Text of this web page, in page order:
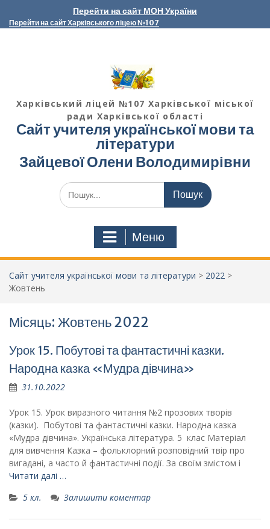
до
вмісту
Перейти на сайт МОН України
Перейти на сайт Харківського ліцею №107
Харківський ліцей №107 Харківської міської
ради Харківської області
Сайт учителя української мови та
літератури
Зайцевої Олени Володимирівни
Шукати:
Меню
Сайт учителя української мови та літератури > 2022 >
Жовтень
Місяць: Жовтень 2022
Урок 15. Побутові та фантастичні казки.
Народна казка «Мудра дівчина»
31.10.2022
Урок 15. Урок виразного читання №2 прозових творів
(казки). Побутові та фантастичні казки. Народна казка
«Мудра дівчина». Українська література. 5 клас Матеріал
для вивчення Казка – фольклорний розповідний твір про
вигадані, а часто й фантастичні події. За своїм змістом і
Читати далі …
5 кл.
Залишити коментар